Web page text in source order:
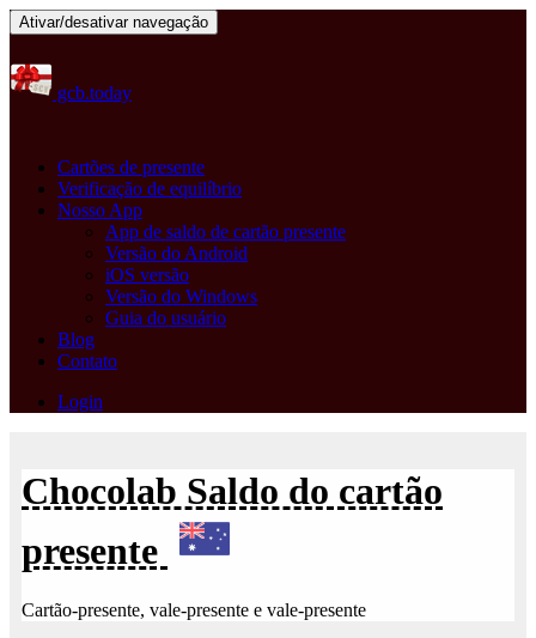
Ativar/desativar navegação
gcb.today
Cartões de presente
Verificação de equilíbrio
Nosso App
App de saldo de cartão presente
Versão do Android
iOS versão
Versão do Windows
Guia do usuário
Blog
Contato
Login
Chocolab Saldo do cartão
presente
Cartão-presente, vale-presente e vale-presente